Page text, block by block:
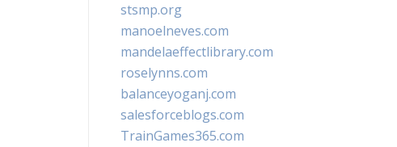
stsmp.org
manoelneves.com
mandelaeffectlibrary.com
roselynns.com
balanceyoganj.com
salesforceblogs.com
TrainGames365.com